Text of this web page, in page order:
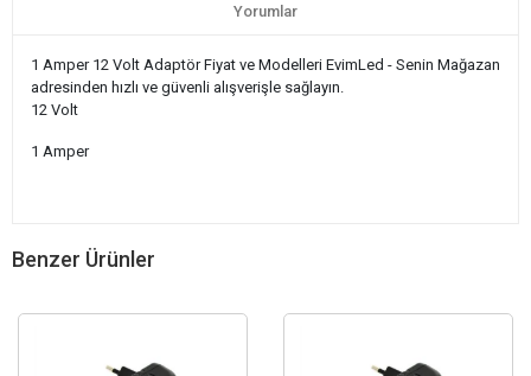
Yorumlar
1 Amper 12 Volt Adaptör Fiyat ve Modelleri EvimLed - Senin Mağazan
adresinden hızlı ve güvenli alışverişle sağlayın.
12 Volt
1 Amper
Benzer Ürünler